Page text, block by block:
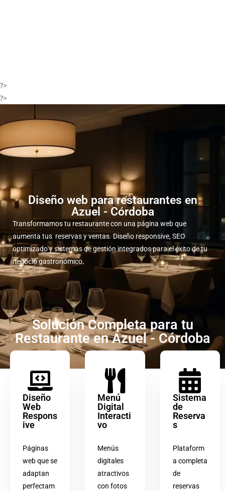
?>
?>
Diseño web para restaurantes en
Azuel - Córdoba
Transformamos tu restaurante con una página web que
aumenta tus reservas y ventas. Diseño responsive, SEO
optimizado y sistemas de gestión integrados para el éxito de tu
negocio gastronómico.
Solución Completa para tu
Restaurante en Azuel - Córdoba
Diseño
Web
Respons
ive
Páginas
web que se
adaptan
perfectam
Menú
Digital
Interacti
vo
Menús
digitales
atractivos
con fotos
Sistema
de
Reserva
s
Plataform
a completa
de
reservas